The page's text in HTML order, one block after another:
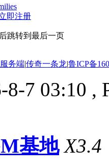
即注册
跳转到最后一页
务端|传奇一条龙|鲁ICP备
8-7 03:10 ,
基地 X3.4